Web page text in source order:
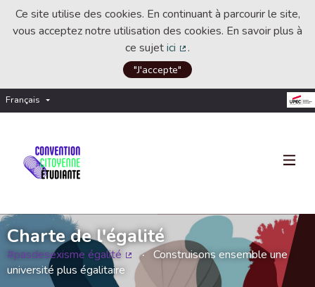
Ce site utilise des cookies. En continuant à parcourir le site,
vous acceptez notre utilisation des cookies. En savoir plus à
ce sujetici
(Lien externe)
.
"J'accepte"
Français Choisir la langue
Charte de l'égalité
#pasdesexisme égalité
(Lien externe)
Construisons ensemble une
université plus égalitaire